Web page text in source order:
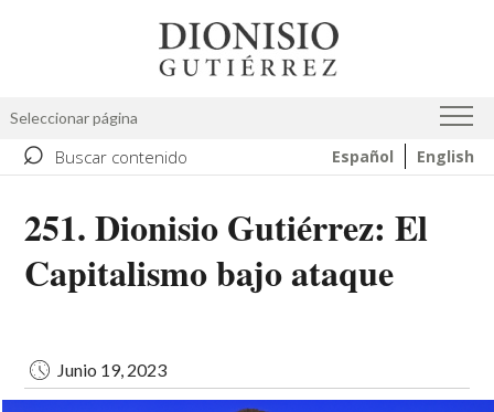
Seleccionar página
⌕ Buscar contenido Español English
251. Dionisio Gutiérrez: El
Capitalismo bajo ataque
Junio 19, 2023